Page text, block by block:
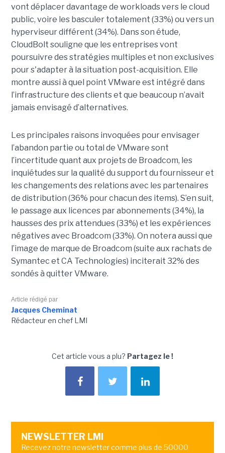
vont déplacer davantage de workloads vers le cloud
public, voire les basculer totalement (33%) ou vers un
hyperviseur différent (34%). Dans son étude,
CloudBolt souligne que les entreprises vont
poursuivre des stratégies multiples et non exclusives
pour s'adapter à la situation post-acquisition. Elle
montre aussi à quel point VMware est intégré dans
l’infrastructure des clients et que beaucoup n’avait
jamais envisagé d’alternatives.
Les principales raisons invoquées pour envisager
l’abandon partie ou total de VMware sont
l’incertitude quant aux projets de Broadcom, les
inquiétudes sur la qualité du support du fournisseur et
les changements des relations avec les partenaires
de distribution (36% pour chacun des items). S’en suit,
le passage aux licences par abonnements (34%), la
hausses des prix attendues (33%) et les expériences
négatives avec Broadcom (33%). On notera aussi que
l’image de marque de Broadcom (suite aux rachats de
Symantec et CA Technologies) inciterait 32% des
sondés à quitter VMware.
Article rédigé par
Jacques Cheminat
Rédacteur en chef LMI
Cet article vous a plu? Partagez le !
NEWSLETTER LMI
Recevez notre newsletter comme plus de 50000